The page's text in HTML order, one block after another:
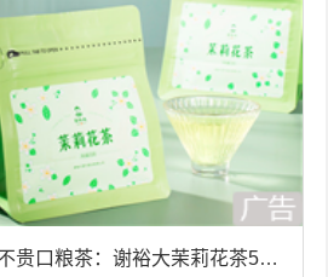
贵口粮茶：谢裕大茉莉花茶50g